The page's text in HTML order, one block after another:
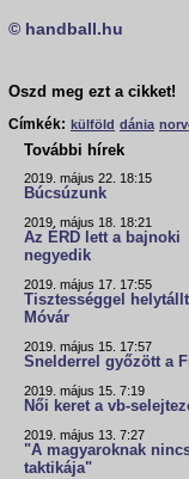
© handball.hu
Oszd meg ezt a cikket!
Címkék: külföld dánia
További hírek
2019. május 22. 18:15
Búcsúzunk
2019. május 18. 18:21
Az ÉRD lett a bajnoki
negyedik
2019. május 17. 17:55
Tisztességgel
Móvár
2019. május 15. 17:57
Snelderrel győzött a
2019. május 15. 7:19
Női keret a vb-
2019. május 13. 7:27
"A magyaroknak
taktikája"